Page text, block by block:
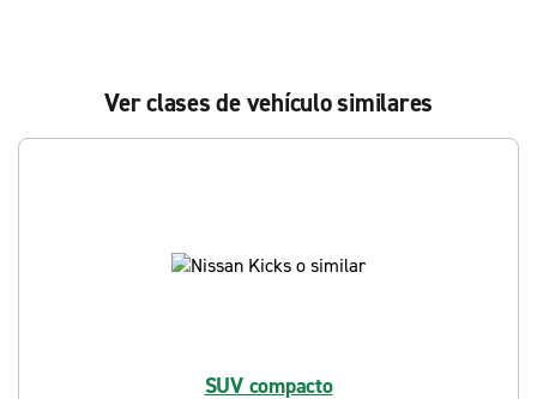
Ver clases de vehículo similares
SUV compacto